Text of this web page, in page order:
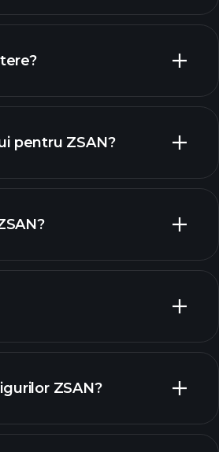
pentru ZSAN?
de acțiuni
ZSAN?